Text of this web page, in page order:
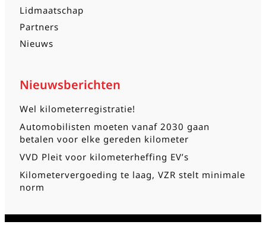
Lidmaatschap
Partners
Nieuws
Nieuwsberichten
Wel kilometerregistratie!
Automobilisten moeten vanaf 2030 gaan
betalen voor elke gereden kilometer
VVD Pleit voor kilometerheffing EV’s
Kilometervergoeding te laag, VZR stelt minimale
norm